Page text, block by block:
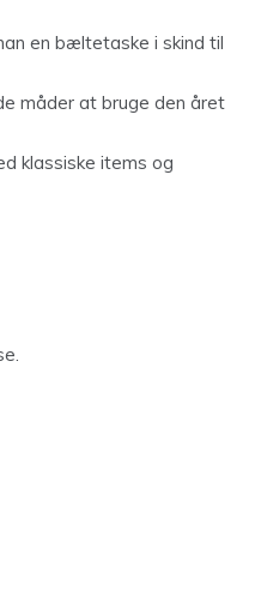
en bæltetaske i skind til
måder at bruge den året
klassiske items og